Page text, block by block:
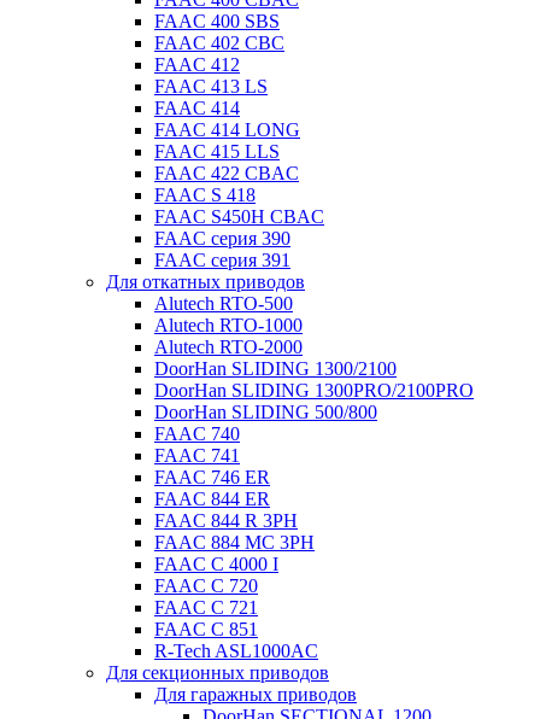
FAAC 400 SBS
FAAC 402 CBC
FAAC 412
FAAC 413 LS
FAAC 414
FAAC 414 LONG
FAAC 415 LLS
FAAC 422 CBAC
FAAC S 418
FAAC S450H CBAC
FAAC серия 390
FAAC серия 391
Для откатных приводов
Alutech RTO-500
Alutech RTO-1000
Alutech RTO-2000
DoorHan SLIDING 1300/2100
DoorHan SLIDING 1300PRO/2100PRO
DoorHan SLIDING 500/800
FAAC 740
FAAC 741
FAAC 746 ER
FAAC 844 ER
FAAC 844 R 3PH
FAAC 884 MC 3PH
FAAC C 4000 I
FAAC C 720
FAAC C 721
FAAC C 851
R-Tech ASL1000AC
Для секционных приводов
Для гаражных приводов